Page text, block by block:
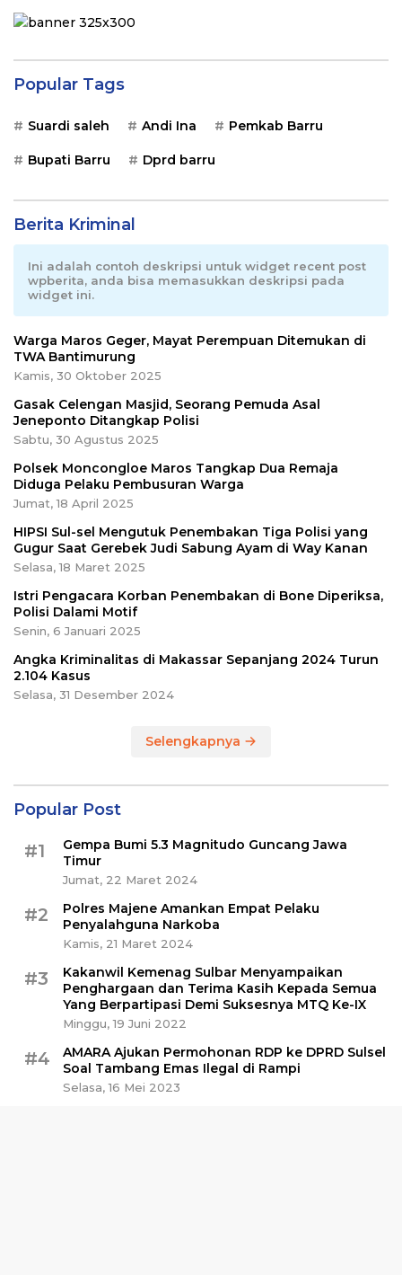
Popular Tags
Suardi saleh Andi Ina Pemkab Barru
Bupati Barru Dprd barru
Berita Kriminal
Ini adalah contoh deskripsi untuk widget recent post
wpberita, anda bisa memasukkan deskripsi pada
widget ini.
Warga Maros Geger, Mayat Perempuan Ditemukan di
TWA Bantimurung
Kamis, 30 Oktober 2025
Gasak Celengan Masjid, Seorang Pemuda Asal
Jeneponto Ditangkap Polisi
Sabtu, 30 Agustus 2025
Polsek Moncongloe Maros Tangkap Dua Remaja
Diduga Pelaku Pembusuran Warga
Jumat, 18 April 2025
HIPSI Sul-sel Mengutuk Penembakan Tiga Polisi yang
Gugur Saat Gerebek Judi Sabung Ayam di Way Kanan
Selasa, 18 Maret 2025
Istri Pengacara Korban Penembakan di Bone Diperiksa,
Polisi Dalami Motif
Senin, 6 Januari 2025
Angka Kriminalitas di Makassar Sepanjang 2024 Turun
2.104 Kasus
Selasa, 31 Desember 2024
Selengkapnya
Popular Post
#1
Gempa Bumi 5.3 Magnitudo Guncang Jawa
Timur
Jumat, 22 Maret 2024
#2
Polres Majene Amankan Empat Pelaku
Penyalahguna Narkoba
Kamis, 21 Maret 2024
#3
Kakanwil Kemenag Sulbar Menyampaikan
Penghargaan dan Terima Kasih Kepada Semua
Yang Berpartipasi Demi Suksesnya MTQ Ke-IX
Minggu, 19 Juni 2022
#4
AMARA Ajukan Permohonan RDP ke DPRD Sulsel
Soal Tambang Emas Ilegal di Rampi
Selasa, 16 Mei 2023